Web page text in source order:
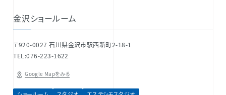
金沢ショールーム
〒920-0027 石川県金沢市駅西新町2-18-1
TEL:076-223-1622
Google Mapをみる